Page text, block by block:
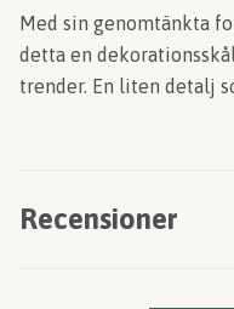
Med sin genomtänkta
detta en
trender. En liten detalj
Recensioner